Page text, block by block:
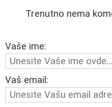
Trenutno nema
Vaše ime:
Vaš email: